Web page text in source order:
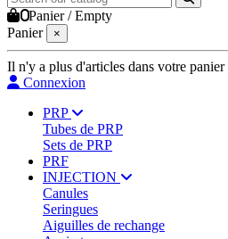
0Panier /Empty
Panier
×
Il n'y a plus d'articles dans votre panier
Connexion
PRP
Tubes de PRP
Sets de PRP
PRF
INJECTION
Canules
Seringues
Aiguilles de rechange